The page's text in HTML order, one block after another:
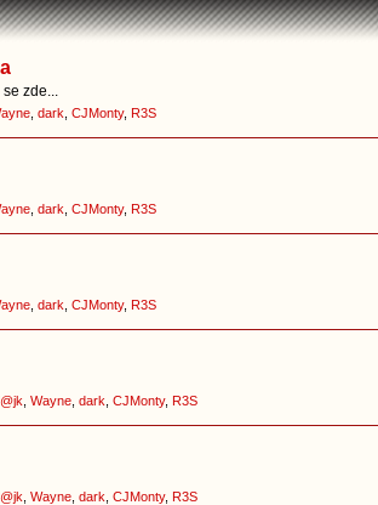
zde...
, dark CJMonty, R3S
, dark CJMonty, R3S
, dark CJMonty, R3S
Wayne, dark CJMonty, R3S
Wayne, dark CJMonty, R3S